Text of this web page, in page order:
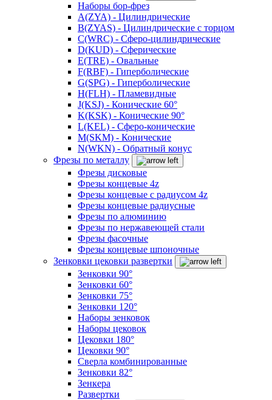
Наборы бор-фрез
A(ZYA) - Цилиндрические
B(ZYAS) - Цилиндрические с торцом
C(WRC) - Сферо-цилиндрические
D(KUD) - Сферические
E(TRE) - Овальные
F(RBF) - Гиперболические
G(SPG) - Гиперболические
H(FLH) - Пламевидные
J(KSJ) - Конические 60°
K(KSK) - Конические 90°
L(KEL) - Сферо-конические
M(SKM) - Конические
N(WKN) - Обратный конус
Фрезы по металлу
Фрезы дисковые
Фрезы концевые 4z
Фрезы концевые с радиусом 4z
Фрезы концевые радиусные
Фрезы по алюминию
Фрезы по нержавеющей стали
Фрезы фасочные
Фрезы концевые шпоночные
Зенковки цековки развертки
Зенковки 90°
Зенковки 60°
Зенковки 75°
Зенковки 120°
Наборы зенковок
Наборы цековок
Цековки 180°
Цековки 90°
Сверла комбинированные
Зенковки 82°
Зенкера
Развертки